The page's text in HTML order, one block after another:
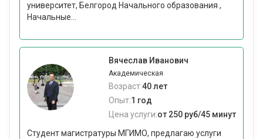
университет, Белгород Начального образования ,
Начальные...
Вячеслав Иванович
Академическая
Возраст:40 лет
Опыт:1 год
Цена услуги:от 250 руб/45 минут
Студент магистратуры МГИМО, предлагаю услуги